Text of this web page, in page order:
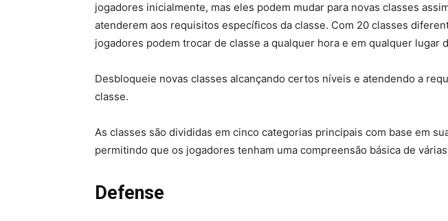
jogadores inicialmente, mas eles podem mudar para novas classes
atenderem aos requisitos específicos da classe. Com 20 classes
jogadores podem trocar de classe a qualquer hora e em qualquer lugar
Desbloqueie novas classes alcançando certos níveis e atendendo a
classe.
As classes são divididas em cinco categorias principais com base em
permitindo que os jogadores tenham uma compreensão básica de
Defense